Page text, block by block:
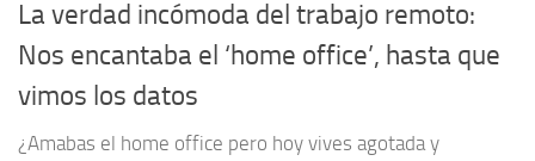
La verdad incómoda del trabajo remoto:
Nos encantaba el ‘home office’, hasta que
vimos los datos
¿Amabas el home office pero hoy vives agotada y